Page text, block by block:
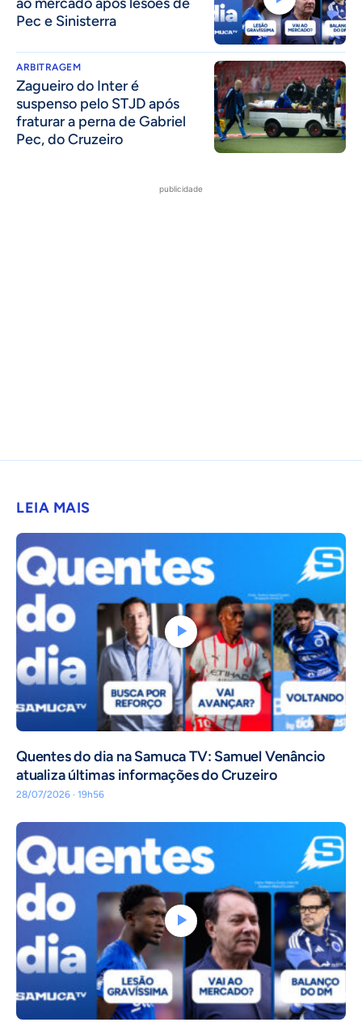
Pec e Sinisterra
ARBITRAGEM
Zagueiro do Inter é
suspenso pelo STJD após
fraturar a perna de Gabriel
Pec, do Cruzeiro
publicidade
LEIA MAIS
Quentes do dia na Samuca TV: Samuel Venâncio
atualiza últimas informações do Cruzeiro
28/07/2026 · 19h56